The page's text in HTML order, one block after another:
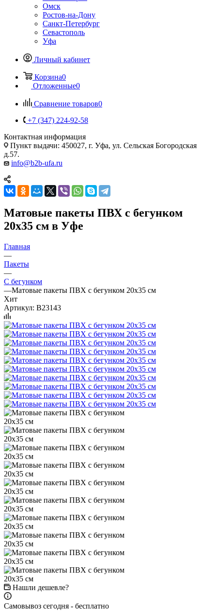
Омск
Ростов-на-Дону
Санкт-Петербург
Севастополь
Уфа
Личный кабинет
Корзина0
Отложенные0
Сравнение товаров0
+7 (347) 224-92-58
Контактная информация
Пункт выдачи: 450027, г. Уфа, ул. Сельская Богородская
д.57.
info@b2b-ufa.ru
Матовые пакеты ПВХ с бегунком
20х35 см в Уфе
Главная
—
Пакеты
—
С бегунком
—Матовые пакеты ПВХ с бегунком 20х35 см
Хит
Артикул: B23143
Нашли дешевле?
Самовывоз сегодня - бесплатно